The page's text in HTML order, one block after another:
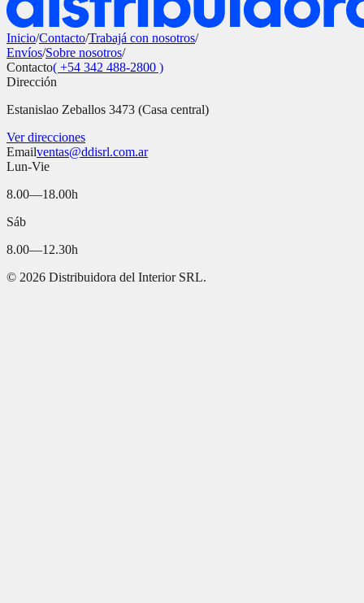
Inicio/Contacto/Trabajá con nosotros/
Envíos/Sobre nosotros/
Contacto( +54 342 488-2800 )
Dirección
Estanislao Zeballos 3473 (Casa central)
Ver direcciones
Emailventas@ddisrl.com.ar
Lun-Vie
8.00—18.00h
Sáb
8.00—12.30h
© 2026 Distribuidora del Interior SRL.